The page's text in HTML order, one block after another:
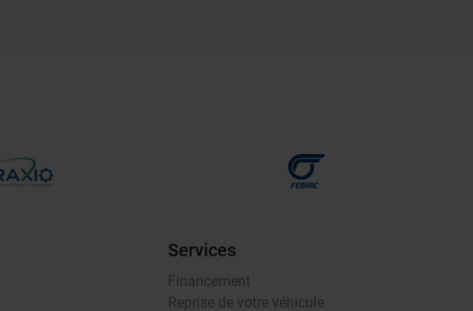
Services
Financement
Reprise de votre véhicule